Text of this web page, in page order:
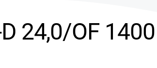
24,0/OF 1400